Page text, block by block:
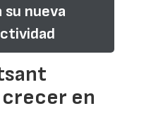
su nueva
en